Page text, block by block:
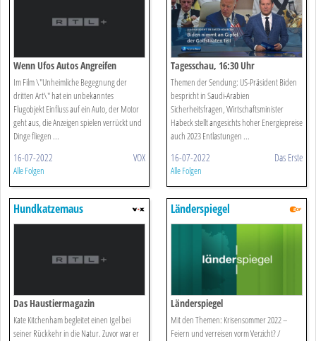
Wenn Ufos Autos Angreifen
Im Film \"Unheimliche Begegnung der
dritten Art\" hat ein unbekanntes
Flugobjekt Einfluss auf ein Auto, der Motor
geht aus, die Anzeigen spielen verrückt und
Dinge fliegen ...
16-07-2022 VOX
Alle Folgen
Tagesschau, 16:30 Uhr
Themen der Sendung: US-Präsident Biden
bespricht in Saudi-Arabien
Sicherheitsfragen, Wirtschaftsminister
Habeck stellt angesichts hoher Energiepreise
auch 2023 Entlastungen ...
16-07-2022 Das Erste
Alle Folgen
Hundkatzemaus
Das Haustiermagazin
Kate Kitchenham begleitet einen Igel bei
seiner Rückkehr in die Natur. Zuvor war er
Länderspiegel
Länderspiegel
Mit den Themen: Krisensommer 2022 –
Feiern und verreisen vorm Verzicht? /